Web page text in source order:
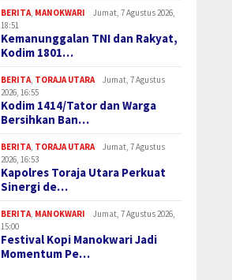
BERITA MANOKWARI
Jumat, 7 Agustus 2026,
18:51
Kemanunggalan TNI dan Rakyat,
Kodim 1801…
BERITA TORAJA UTARA
Jumat, 7 Agustus
2026, 16:55
Kodim 1414/Tator dan Warga
Bersihkan Ban…
BERITA TORAJA UTARA
Jumat, 7 Agustus
2026, 16:53
Kapolres Toraja Utara Perkuat
Sinergi de…
BERITA MANOKWARI
Jumat, 7 Agustus 2026,
15:00
Festival Kopi Manokwari Jadi
Momentum Pe…